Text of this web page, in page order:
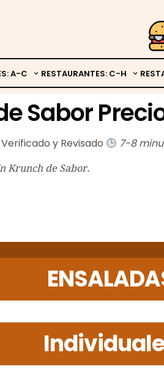
A-C RESTAURANTES: C-H
Sabor
Verificado y Revisado 7-8
Krunch de Sabor.